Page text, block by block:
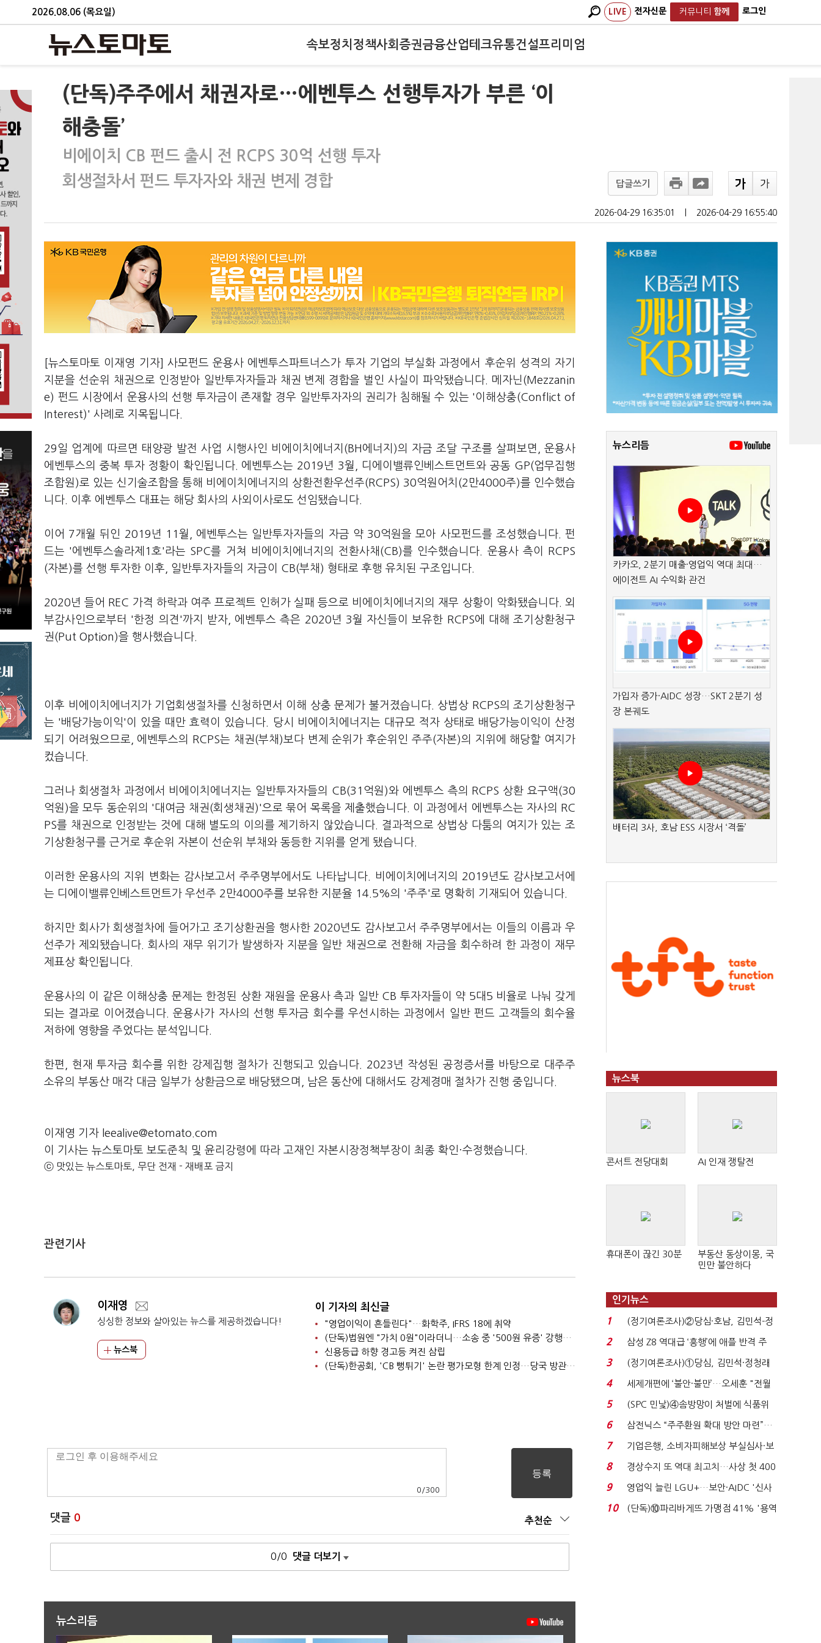
2026.08.06 (목요일) LIVE 전자신문 커뮤니티 함께 로그인
속보정치 정책사회 증권금융산업테크유통건설프리미엄
(단독)주주에서 채권자로…에벤투스 선행투자가 부른 ‘이
해충돌’
비에이치 CB 펀드 출시 전 RCPS 30억 선행 투자
회생절차서 펀드 투자자와 채권 변제 경합
답글쓰기
2026-04-29 16:35:01 2026-04-29 16:55:40
[뉴스토마토 이재영 기자] 사모펀드 운용사 에벤투스파트너스가 투자 기업의 부실화 과정에서 후순위 성격의 자기
지분을 선순위 채권으로 인정받아 일반투자자들과 채권 변제 경합을 벌인 사실이 파악됐습니다. 메자닌(Mezzanin
e) 펀드 시장에서 운용사의 선행 투자금이 존재할 경우 일반투자자의 권리가 침해될 수 있는 '이해상충(Conflict of
Interest)' 사례로 지목됩니다.
29일 업계에 따르면 태양광 발전 사업 시행사인 비에이치에너지(BH에너지)의 자금 조달 구조를 살펴보면, 운용사
에벤투스의 중복 투자 정황이 확인됩니다. 에벤투스는 2019년 3월, 디에이밸류인베스트먼트와 공동 GP(업무집행
조합원)로 있는 신기술조합을 통해 비에이치에너지의 상환전환우선주(RCPS) 30억원어치(2만4000주)를 인수했습
니다. 이후 에벤투스 대표는 해당 회사의 사외이사로도 선임됐습니다.
이어 7개월 뒤인 2019년 11월, 에벤투스는 일반투자자들의 자금 약 30억원을 모아 사모펀드를 조성했습니다. 펀
드는 '에벤투스솔라제1호'라는 SPC를 거쳐 비에이치에너지의 전환사채(CB)를 인수했습니다. 운용사 측이 RCPS
(자본)를 선행 투자한 이후, 일반투자자들의 자금이 CB(부채) 형태로 후행 유치된 구조입니다.
2020년 들어 REC 가격 하락과 여주 프로젝트 인허가 실패 등으로 비에이치에너지의 재무 상황이 악화됐습니다. 외
부감사인으로부터 '한정 의견'까지 받자, 에벤투스 측은 2020년 3월 자신들이 보유한 RCPS에 대해 조기상환청구
권(Put Option)을 행사했습니다.
이후 비에이치에너지가 기업회생절차를 신청하면서 이해 상충 문제가 불거졌습니다. 상법상 RCPS의 조기상환청구
는 '배당가능이익'이 있을 때만 효력이 있습니다. 당시 비에이치에너지는 대규모 적자 상태로 배당가능이익이 산정
되기 어려웠으므로, 에벤투스의 RCPS는 채권(부채)보다 변제 순위가 후순위인 주주(자본)의 지위에 해당할 여지가
컸습니다.
그러나 회생절차 과정에서 비에이치에너지는 일반투자자들의 CB(31억원)와 에벤투스 측의 RCPS 상환 요구액(30
억원)을 모두 동순위의 '대여금 채권(회생채권)'으로 묶어 목록을 제출했습니다. 이 과정에서 에벤투스는 자사의 RC
PS를 채권으로 인정받는 것에 대해 별도의 이의를 제기하지 않았습니다. 결과적으로 상법상 다툼의 여지가 있는 조
기상환청구를 근거로 후순위 자본이 선순위 부채와 동등한 지위를 얻게 됐습니다.
이러한 운용사의 지위 변화는 감사보고서 주주명부에서도 나타납니다. 비에이치에너지의 2019년도 감사보고서에
는 디에이밸류인베스트먼트가 우선주 2만4000주를 보유한 지분율 14.5%의 '주주'로 명확히 기재되어 있습니다.
하지만 회사가 회생절차에 들어가고 조기상환권을 행사한 2020년도 감사보고서 주주명부에서는 이들의 이름과 우
선주가 제외됐습니다. 회사의 재무 위기가 발생하자 지분을 일반 채권으로 전환해 자금을 회수하려 한 과정이 재무
제표상 확인됩니다.
운용사의 이 같은 이해상충 문제는 한정된 상환 재원을 운용사 측과 일반 CB 투자자들이 약 5대5 비율로 나눠 갖게
되는 결과로 이어졌습니다. 운용사가 자사의 선행 투자금 회수를 우선시하는 과정에서 일반 펀드 고객들의 회수율
저하에 영향을 주었다는 분석입니다.
한편, 현재 투자금 회수를 위한 강제집행 절차가 진행되고 있습니다. 2023년 작성된 공정증서를 바탕으로 대주주
소유의 부동산 매각 대금 일부가 상환금으로 배당됐으며, 남은 동산에 대해서도 강제경매 절차가 진행 중입니다.
이재영 기자 leealive@etomato.com
이 기사는 뉴스토마토 보도준칙 및 윤리강령에 따라 고재인 자본시장정책부장이 최종 확인·수정했습니다.
ⓒ 맛있는 뉴스토마토, 무단 전재 - 재배포 금지
관련기사
이재영
싱싱한 정보와 살아있는 뉴스를 제공하겠습니다!
뉴스북
이 기자의 최신글
"영업이익이 흔들린다"…화학주, IFRS 18에 취약
(단독)법원엔 "가치 0원"이라더니…소송 중 '500원 유증' 강행한 라인게임즈
신용등급 하향 경고등 켜진 삼립
(단독)한공회, 'CB 뻥튀기' 논란 평가모형 한계 인정…당국 방관 속 장부 왜곡 수두룩
0 /300
댓글 0 추천순
0/0 댓글 더보기
뉴스리듬
뉴스리듬
카카오, 2분기 매출·영업익 역대 최대…
에이전트 AI 수익화 관건
가입자 증가·AIDC 성장…SKT 2분기 성
장 본궤도
배터리 3사, 호남 ESS 시장서 ‘격돌’
뉴스북
콘서트 전당대회 AI 인재 쟁탈전
휴대폰이 끊긴 30분
부동산 동상이몽, 국
민만 불안하다
인기뉴스
1
(정기여론조사)②당심·호남, 김민석-정
청래 '초접전'...
2
삼성 Z8 역대급 ‘흥행’에 애플 반격 주
목…9월 ‘폴...
3
(정기여론조사)①당심, 김민석·정청래
'초접전'…대통령 ...
4
세제개편에 ‘불안·불만’…오세훈 "전월
세 구하기 더 ...
5
(SPC 민낯)④솜방망이 처벌에 식품위
생법 위반 반복...
6
삼전닉스 “주주환원 확대 방안 마련”…
로이터에 성명...
7
기업은행, 소비자피해보상 부실심사·보
이스피싱 공시 ...
8
경상수지 또 역대 최고치…사상 첫 400
억달러에 '3% 성...
9
영업익 늘린 LGU+…보안·AIDC '신사
업 드라이브'...
10
(단독)⑩파리바게뜨 가맹점 41% '용역